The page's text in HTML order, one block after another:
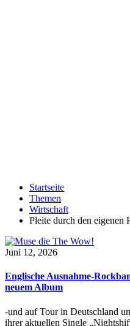
Startseite
Themen
Wirtschaft
Pleite durch den eigenen
Juni 12, 2026
Englische Ausnahme-
neuem Album
-und auf Tour in Deutschland
ihrer aktuellen Single